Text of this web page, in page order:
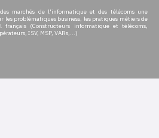
des marchés de l'informatique et des télécoms une
les problématiques business, les pratiques métiers de
français (Constructeurs informatique et télécoms,
ISV, MSP, VARs,...)